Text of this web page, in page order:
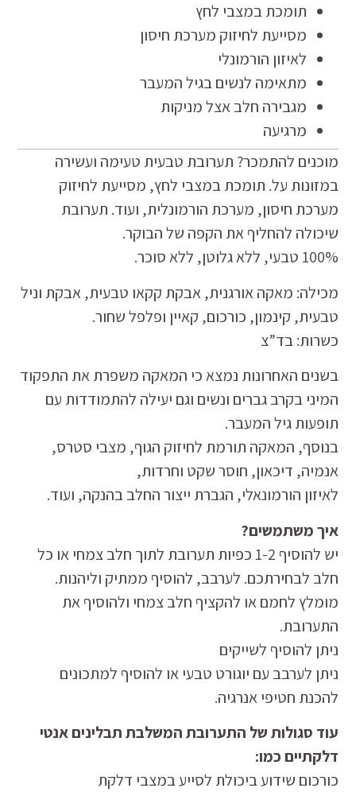
תומכת במצבי לחץ
מסייעת לחיזוק מערכת חיסון
לאיזון הורמונלי
מתאימה לנשים בגיל המעבר
מגבירה חלב אצל מניקות
מרגיעה
מוכנים להתמכר? תערובת טבעית טעימה ועשירה
במזונות על. תומכת במצבי לחץ, מסייעת לחיזוק
מערכת חיסון, מערכת הורמונלית, ועוד. תערובת
שיכולה להחליף את הקפה של הבוקר.
100% טבעי, ללא גלוטן, ללא סוכר.
מכילה: מאקה אורגנית, אבקת קקאו טבעית, אבקת וניל
טבעית, קינמון, כורכום, קאיין ופלפל שחור.
כשרות: בד”צ
בשנים האחרונות נמצא כי המאקה משפרת את התפקוד
המיני בקרב גברים ונשים וגם יעילה להתמודדות עם
תופעות גיל המעבר.
בנוסף, המאקה תורמת לחיזוק הגוף, מצבי סטרס,
אנמיה, דיכאון, חוסר שקט וחרדות,
לאיזון הורמונאלי, הגברת ייצור החלב בהנקה, ועוד.
איך משתמשים?
יש להוסיף 1-2 כפיות תערובת לתוך חלב צמחי או כל
חלב לבחירתכם. לערבב, להוסיף ממתיק וליהנות.
מומלץ לחמם או להקציף חלב צמחי ולהוסיף את
התערובת.
ניתן להוסיף לשייקים
ניתן לערבב עם יוגורט טבעי או להוסיף למתכונים
להכנת חטיפי אנרגיה.
עוד סגולות של התערובת המשלבת תבלינים אנטי
דלקתיים כמו:
כורכום שידוע ביכולת לסייע במצבי דלקת